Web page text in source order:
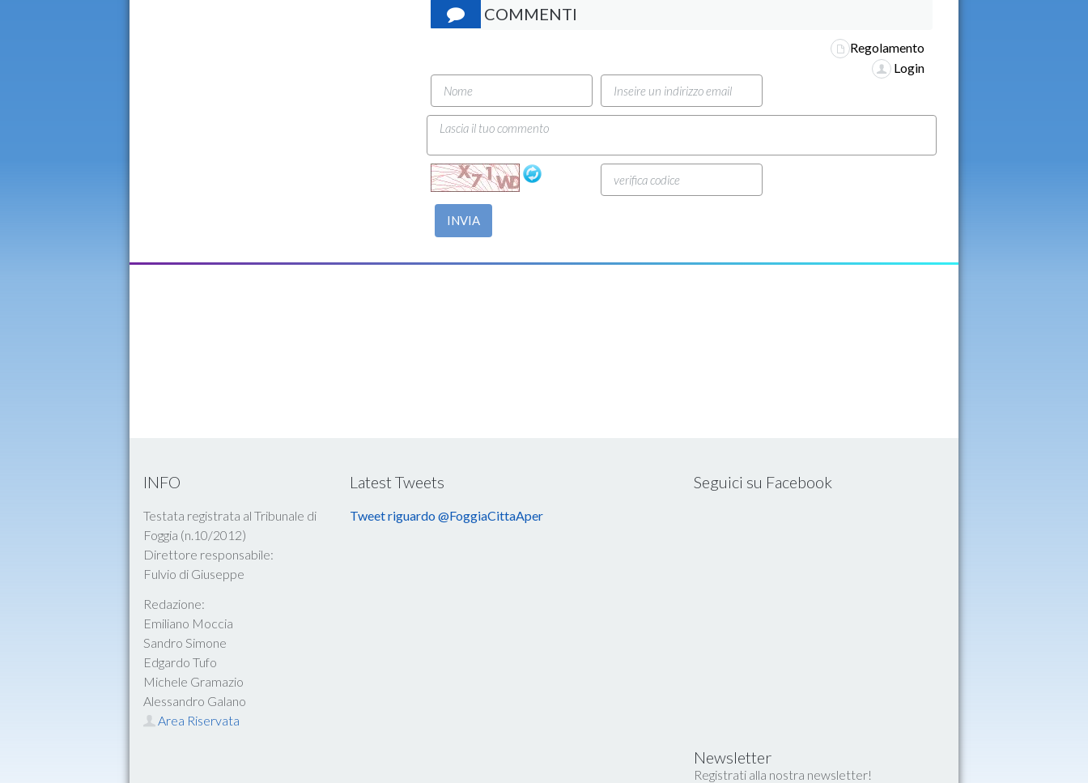
COMMENTI
Regolamento
Login
INVIA
INFO
Testata registrata al Tribunale di
Foggia (n.10/2012)
Direttore responsabile:
Fulvio di Giuseppe
Redazione:
Emiliano Moccia
Sandro Simone
Edgardo Tufo
Michele Gramazio
Alessandro Galano
Area Riservata
Latest Tweets
Tweet riguardo @FoggiaCittaAper
Seguici su Facebook
Newsletter
Registrati alla nostra newsletter!